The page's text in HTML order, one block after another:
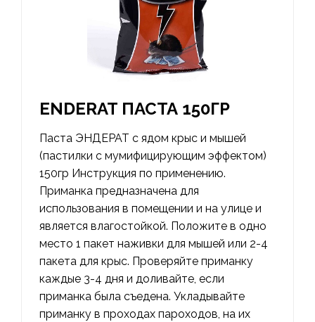
ENDERAT ПАСТА 150ГР
Паста ЭНДЕРАТ с ядом крыс и мышей
(пастилки с мумифицирующим эффектом)
150гр Инструкция по применению.
Приманка предназначена для
использования в помещении и на улице и
является влагостойкой. Положите в одно
место 1 пакет наживки для мышей или 2-4
пакета для крыс. Проверяйте приманку
каждые 3-4 дня и доливайте, если
приманка была съедена. Укладывайте
приманку в проходах пароходов, на их